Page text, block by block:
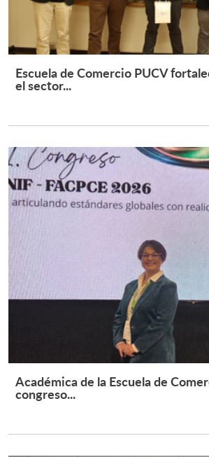
Escuela de Comercio PUCV
el sector...
Académica de la Escuela de
congreso...